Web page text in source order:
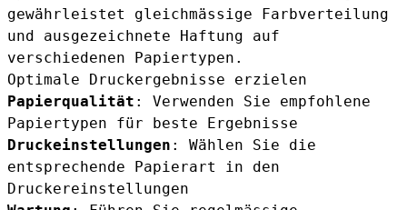
gewährleistet gleichmässige Farbverteilung
und ausgezeichnete Haftung auf
verschiedenen Papiertypen.
Optimale Druckergebnisse erzielen
Papierqualität : Verwenden Sie empfohlene
Papiertypen für beste Ergebnisse
Druckeinstellungen : Wählen Sie die
entsprechende Papierart in den
Druckereinstellungen